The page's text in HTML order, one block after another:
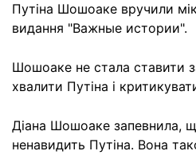
Путіна Шошоаке вручили
видання "Важные истории".
Шошоаке не стала ставити
хвалити Путіна і
Діана Шошоаке запевнила,
ненавидить Путіна. Вона